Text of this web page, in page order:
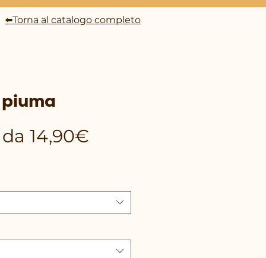
14,90€
⬅️Torna al catalogo completo